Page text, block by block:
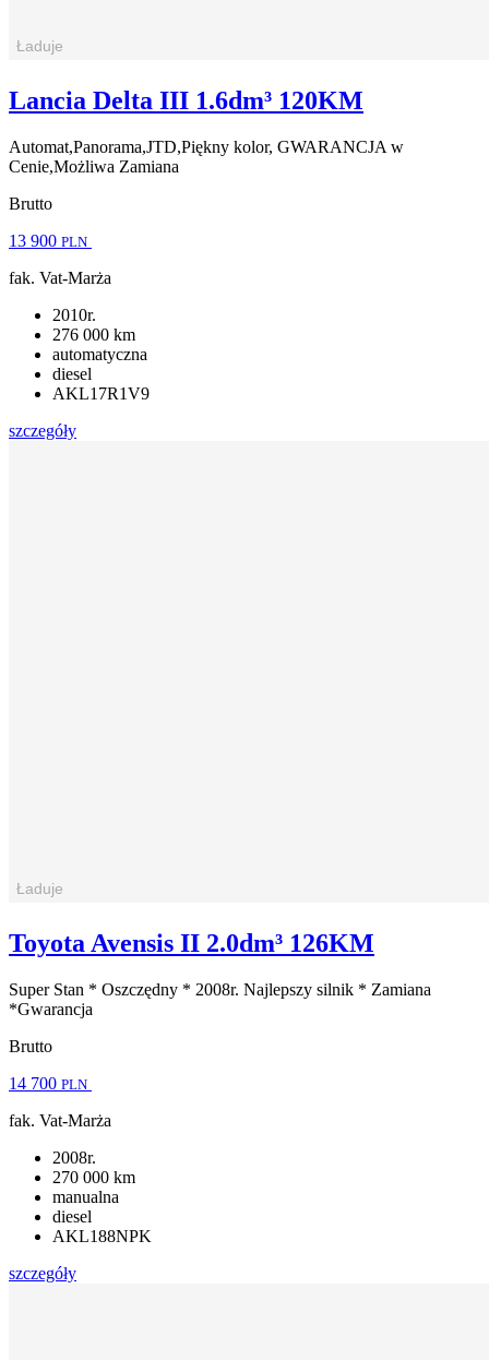
Lancia Delta III 1.6dm³ 120KM
Automat,Panorama,JTD,Piękny kolor, GWARANCJA w
Cenie,Możliwa Zamiana
Brutto
13 900 PLN
fak. Vat-Marża
2010r.
276 000 km
automatyczna
diesel
AKL17R1V9
szczegóły
Toyota Avensis II 2.0dm³ 126KM
Super Stan * Oszczędny * 2008r. Najlepszy silnik * Zamiana
*Gwarancja
Brutto
14 700 PLN
fak. Vat-Marża
2008r.
270 000 km
manualna
diesel
AKL188NPK
szczegóły